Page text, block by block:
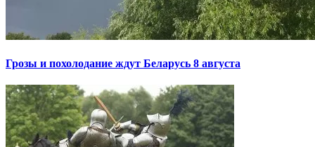
Грозы и похолодание ждут Беларусь 8 августа